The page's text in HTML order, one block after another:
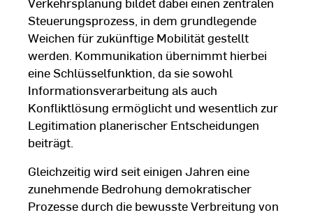
Steuerungsprozess, in dem grundlegende
Weichen für zukünftige Mobilität gestellt
werden. Kommunikation übernimmt hierbei
eine Schlüsselfunktion, da sie sowohl
Informationsverarbeitung als auch
Konfliktlösung ermöglicht und wesentlich zur
Legitimation planerischer Entscheidungen
beiträgt.
Gleichzeitig wird seit einigen Jahren eine
zunehmende Bedrohung demokratischer
Prozesse durch die bewusste Verbreitung von